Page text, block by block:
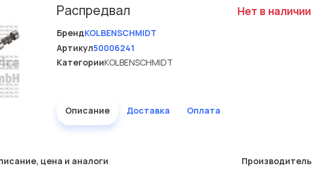
Распредвал
БрендKOLBENSCHMIDT
Артикул50006241
КатегорииKOLBENSCHMIDT
Нет в наличии
Описание Доставка Оплата
цена и аналоги
Производитель